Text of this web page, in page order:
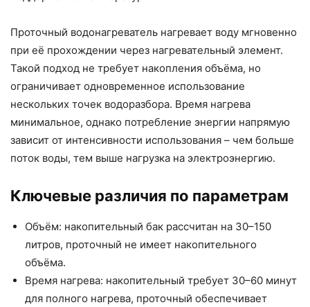
Проточный водонагреватель нагревает воду мгновенно
при её прохождении через нагревательный элемент.
Такой подход не требует накопления объёма, но
ограничивает одновременное использование
нескольких точек водоразбора. Время нагрева
минимальное, однако потребление энергии напрямую
зависит от интенсивности использования – чем больше
поток воды, тем выше нагрузка на электроэнергию.
Ключевые различия по параметрам
Объём: накопительный бак рассчитан на 30–150
литров, проточный не имеет накопительного
объёма.
Время нагрева: накопительный требует 30–60 минут
для полного нагрева, проточный обеспечивает